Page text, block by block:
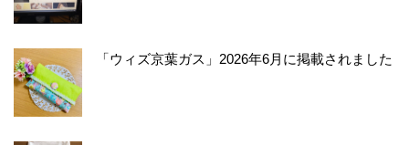
「ウィズ京葉ガス」2026年6月に掲載されました